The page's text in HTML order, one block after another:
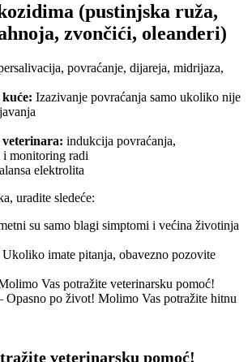
(pustinjska ruža,
zvončići, oleanderi)
povraćanje, dijareja, midrijaza,
Izazivanje povraćanja samo ukoliko nije
indukcija povraćanja,
i monitoring radi
elektrolita
uradite sledeće:
su samo blagi simptomi i većina životinja
imate pitanja, obavezno pozovite
Vas potražite veterinarsku pomoć!
Opasno po život! Molimo Vas potražite hitnu
veterinarsku pomoć!